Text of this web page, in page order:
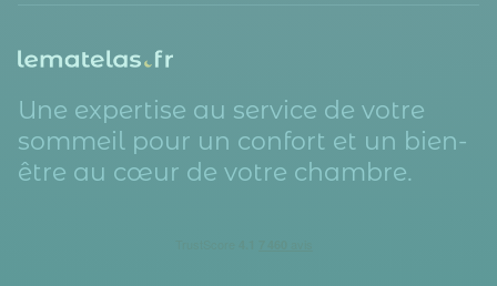
Une expertise au service de votre
sommeil pour un confort et un bien-
être au cœur de votre chambre.